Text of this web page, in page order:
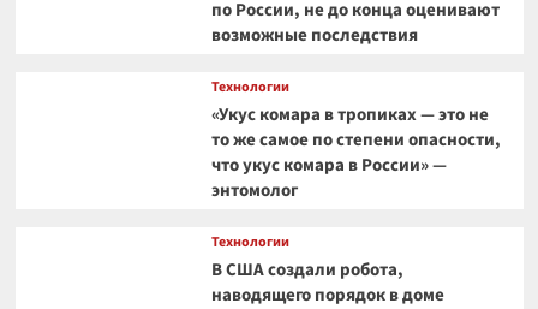
по России, не до конца оценивают
возможные последствия
Технологии
«Укус комара в тропиках — это не
то же самое по степени опасности,
что укус комара в России» —
энтомолог
Технологии
В США создали робота,
наводящего порядок в доме